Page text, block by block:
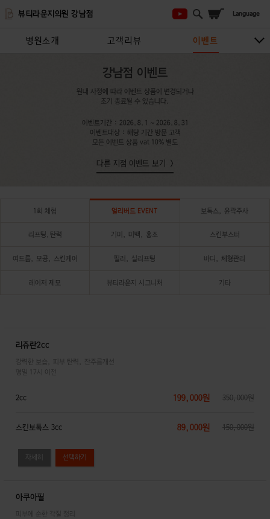
뷰티라운지의원 강남점
병원소개 고객리뷰 이벤트
지점안내
강남점 이벤트
이벤트기간 : 2026.8.1 ~ 2026.8.31
이벤트대상 : 해당 기간 방문 고객
원내 사정에 따라 이벤트 상품이 변경되거나
조기 종료될 수 있습니다.
모든 이벤트 상품 vat 10% 별도
다른 지점 이벤트 보기
1회 체험 얼리버드 EVENT 보톡스, 윤곽주사
리프팅,탄력 기미, 미백, 홍조 스킨부스터
여드름, 모공, 스킨케어 필러, 실리프팅 바디, 체형관리
레이저 제모 뷰티라운지 시그니처 기타
리쥬란2cc
강력한 보습, 피부 탄력, 잔주름개선
평일 17시 이전
자세히
2cc 199,000원 350,000원
스킨보톡스 3cc 89,000원 150,000원
아쿠아필
피부에 순한 각질 정리